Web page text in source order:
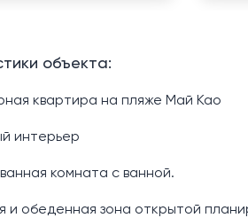
объекта:
квартира на пляже Май Као
интерьер
ванная комната с ванной.
и обеденная зона открытой